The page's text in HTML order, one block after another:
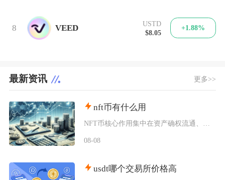
8 VEED
USTD
$8.05
+1.88%
最新资讯 更多>>
nft币有什么用
08-08
usdt哪个交易所价格高